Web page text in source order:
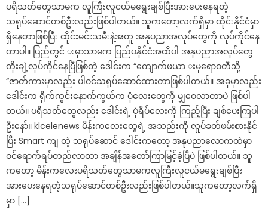
ပရိသတ်တွေသာမက လူကြီးလူငယ်မရွေးချစ်ပြီးအားပေးနေရတဲ့
သရုပ်ဆောင်တစ်ဦးလည်းဖြစ်ပါတယ်။ သူကတော့လက်ရှိမှာ ထိုင်းနိုင်ငံမှာ
ရှိနေတာဖြစ်ပြီး ထိုင်းမင်းသမီးနဲ့အတူ အနုပညာအလုပ်တွေကို လုပ်ကိုင်နေ
တာပါ။ ပြည်တွင် းမှာသာမက ပြည်ပနိုင်ငံအထိပါ အနုပညာအလုပ်တွေ
တိုးချဲ့လုပ်ကိုင်နေပြီဖြစ်တဲ့ ဒေါင်းက “ကျောက်ဖယာ းမှဧရာဝတီသို့
“ဇာတ်ကားမှာလည်း ပါဝင်သရုပ်ဆောင်ထားတာဖြစ်ပါတယ်။ အခုမှာလည်း
ဒေါင်းက ရိုက်ကွင်းနောက်ကွယ်က ပုံလေးတွေကို မျှဝေလာတာပဲ ဖြစ်ပါ
တယ်။ ပရိသတ်တွေလည်း ဒေါင်းရဲ့ ပုံရိပ်လေးကို ကြည့်ပြီး ချစ်ပေးကြပါ
ဦးနော်။ klcelenews မိန်းကလေးတွေရဲ့ အသည်းကို လှုပ်ခတ်ဖမ်းစားနိုင်
ပြီး Smart ကျ တဲ့ သရုပ်ဆောင် ဒေါင်းကတော့ အနုပညာလောကထဲမှာ
ဝင်ရောက်ရပ်တည်လာတာ အချိန်အတော်ကြာမြင့်ခဲ့ပြီပဲ ဖြစ်ပါတယ်။ သူ
ကတော့ မိန်းကလေးပရိသတ်တွေသာမကလူကြီးလူငယ်မရွေးချစ်ပြီး
အားပေးနေရတဲ့သရုပ်ဆောင်တစ်ဦးလည်းဖြစ်ပါတယ်။သူကတော့လက်ရှိ
မှာ […]